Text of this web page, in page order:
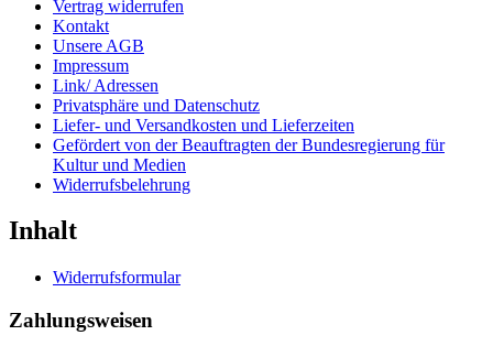
Vertrag widerrufen
Kontakt
Unsere AGB
Impressum
Link/ Adressen
Privatsphäre und Datenschutz
Liefer- und Versandkosten und Lieferzeiten
Gefördert von der Beauftragten der Bundesregierung für
Kultur und Medien
Widerrufsbelehrung
Inhalt
Widerrufsformular
Zahlungsweisen